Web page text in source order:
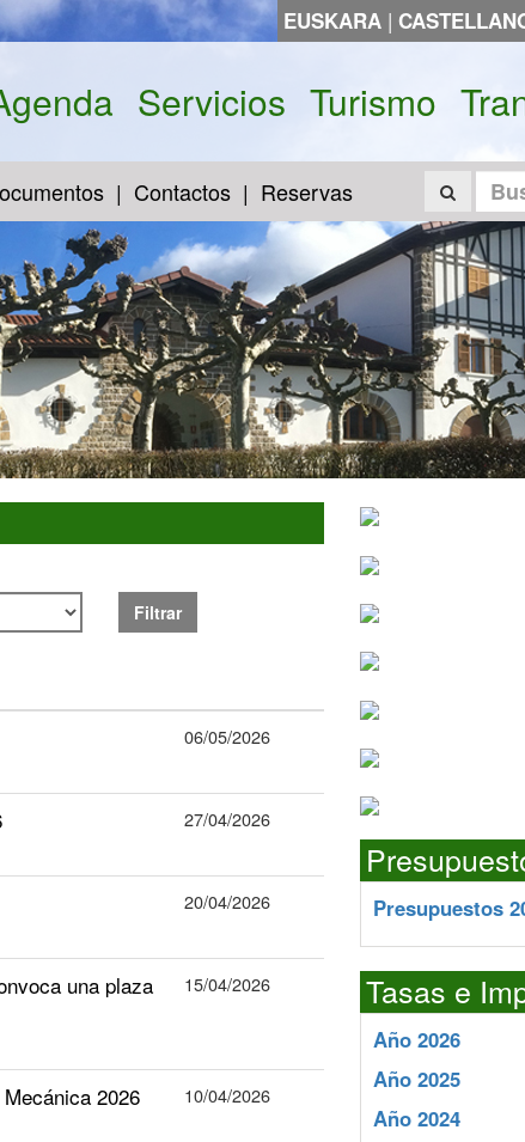
EUSKARA |
Servicios Turismo
Contactos Reservas
Filtrar
06/05/2026
27/04/2026
20/04/2026
una plaza
15/04/2026
2026 10/04/2026
Presupuestos
Tasas e
Año 2026
Año 2025
Año 2024